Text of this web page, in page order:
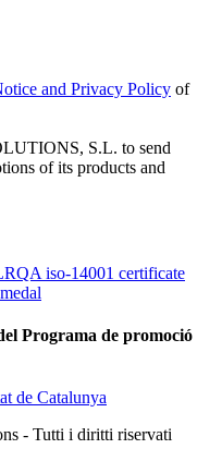
and Privacy Policy of
S.L. to send
of its products and
Programa de promoció
- Tutti i diritti riservati